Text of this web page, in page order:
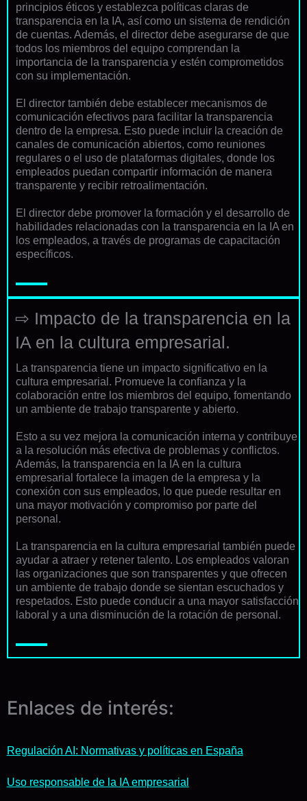
principios éticos y establezca políticas claras de
transparencia en la IA, así como un sistema de rendición
de cuentas. Además, el director debe asegurarse de que
todos los miembros del equipo comprendan la
importancia de la transparencia y estén comprometidos
con su implementación.
El director también debe establecer mecanismos de
comunicación efectivos para facilitar la transparencia
dentro de la empresa. Esto puede incluir la creación de
canales de comunicación abiertos, como reuniones
regulares o el uso de plataformas digitales, donde los
empleados puedan compartir información de manera
transparente y recibir retroalimentación.
El director debe promover la formación y el desarrollo de
habilidades relacionadas con la transparencia en la IA en
los empleados, a través de programas de capacitación
específicos.
⇨ Impacto de la transparencia en la
IA en la cultura empresarial.
La transparencia tiene un impacto significativo en la
cultura empresarial. Promueve la confianza y la
colaboración entre los miembros del equipo, fomentando
un ambiente de trabajo transparente y abierto.
Esto a su vez mejora la comunicación interna y contribuye
a la resolución más efectiva de problemas y conflictos.
Además, la transparencia en la IA en la cultura
empresarial fortalece la imagen de la empresa y la
conexión con sus empleados, lo que puede resultar en
una mayor motivación y compromiso por parte del
personal.
La transparencia en la cultura empresarial también puede
ayudar a atraer y retener talento. Los empleados valoran
las organizaciones que son transparentes y que ofrecen
un ambiente de trabajo donde se sientan escuchados y
respetados. Esto puede conducir a una mayor satisfacción
laboral y a una disminución de la rotación de personal.
Enlaces de interés:
Regulación AI: Normativas y políticas en España
Uso responsable de la IA empresarial